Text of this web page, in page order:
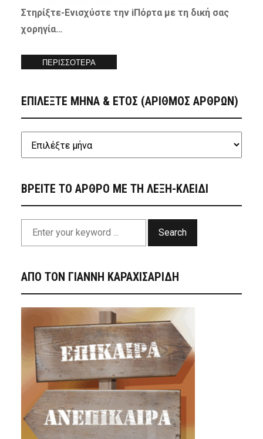
Στηρίξτε-Ενισχύστετην iΠόρτα με τη δική σας
χορηγία…
ΠΕΡΙΣΣΟΤΕΡΑ
ΕΠΙΛΕΞΤΕ ΜΗΝΑ & ΕΤΟΣ (ΑΡΙΘΜΟΣ ΑΡΘΡΩΝ)
ΒΡΕΙΤΕ ΤΟ ΑΡΘΡΟ ΜΕ ΤΗ ΛΕΞΗ-ΚΛΕΙΔΙ
Search
ΑΠΟ ΤΟΝ ΓΙΑΝΝΗ ΚΑΡΑΧΙΣΑΡΙΔΗ